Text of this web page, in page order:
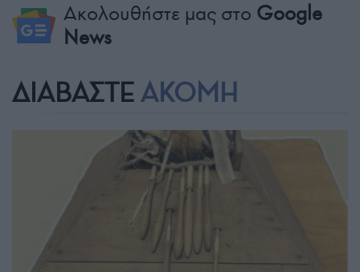
Ακολουθήστε μας στο Google
News
ΔΙΑΒΑΣΤΕ ΑΚΟΜΗ